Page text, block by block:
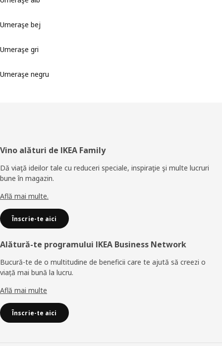
Umeraşe bej
Umeraşe gri
Umeraşe negru
Subsol
Vino alături de IKEA Family
Dă viaţă ideilor tale cu reduceri speciale, inspiraţie şi multe lucruri
bune în magazin.
Află mai multe.
Înscrie-te aici
Alătură-te programului IKEA Business Network
Bucură-te de o multitudine de beneficii care te ajută să creezi o
viață mai bună la lucru.
Află mai multe
Înscrie-te aici